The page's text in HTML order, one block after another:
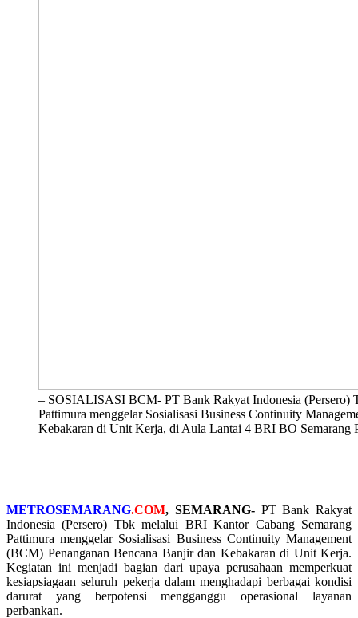
– SOSIALISASI BCM- PT Bank Rakyat Indonesia (Persero)
Pattimura menggelar Sosialisasi Business Continuity
Kebakaran di Unit Kerja, di Aula Lantai 4 BRI BO Semarang
METROSEMARANG.COM, SEMARANG-PT Bank Rakyat
Indonesia (Persero) Tbk melalui BRI Kantor Cabang Semarang
Pattimura menggelar Sosialisasi Business Continuity Management
(BCM) Penanganan Bencana Banjir dan Kebakaran di Unit Kerja.
Kegiatan ini menjadi bagian dari upaya perusahaan memperkuat
kesiapsiagaan seluruh pekerja dalam menghadapi berbagai kondisi
darurat yang berpotensi mengganggu operasional layanan
perbankan.